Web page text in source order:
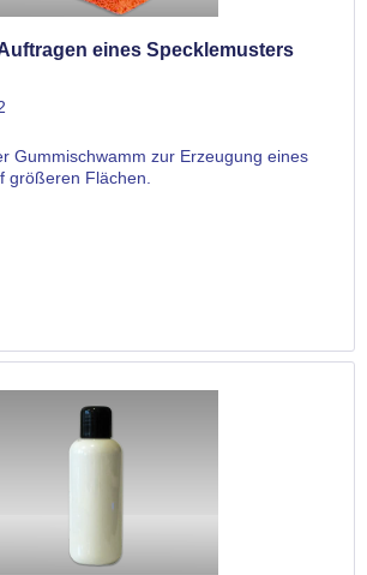
eines Specklemusters
Gummischwamm zur Erzeugung eines
größeren Flächen.